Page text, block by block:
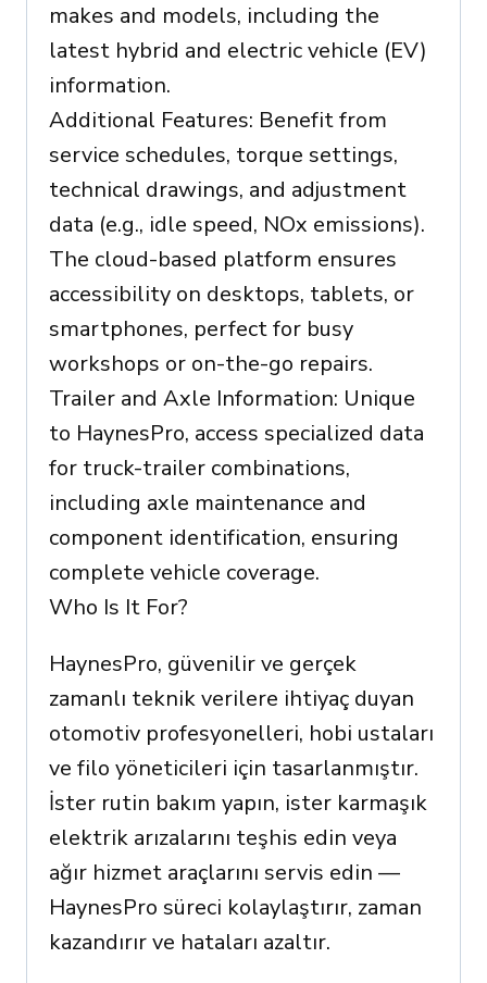
makes and models, including the
latest hybrid and electric vehicle (EV)
information.
Additional Features: Benefit from
service schedules, torque settings,
technical drawings, and adjustment
data (e.g., idle speed, NOx emissions).
The cloud-based platform ensures
accessibility on desktops, tablets, or
smartphones, perfect for busy
workshops or on-the-go repairs.
Trailer and Axle Information: Unique
to HaynesPro, access specialized data
for truck-trailer combinations,
including axle maintenance and
component identification, ensuring
complete vehicle coverage.
Who Is It For?
HaynesPro, güvenilir ve gerçek
zamanlı teknik verilere ihtiyaç duyan
otomotiv profesyonelleri, hobi ustaları
ve filo yöneticileri için tasarlanmıştır.
İster rutin bakım yapın, ister karmaşık
elektrik arızalarını teşhis edin veya
ağır hizmet araçlarını servis edin —
HaynesPro süreci kolaylaştırır, zaman
kazandırır ve hataları azaltır.